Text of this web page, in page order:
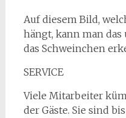
Auf diesem Bild,
hängt, kann man
das Schweinchen
SERVICE
Viele Mitarbeiter
der Gäste. Sie sind